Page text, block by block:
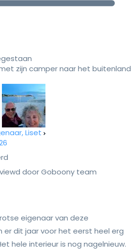
zijn camper naar het buitenland
Liset
door Goboony team
eigenaar van deze
er dit jaar voor het eerst heel erg
hele interieur is nog nagelnieuw.